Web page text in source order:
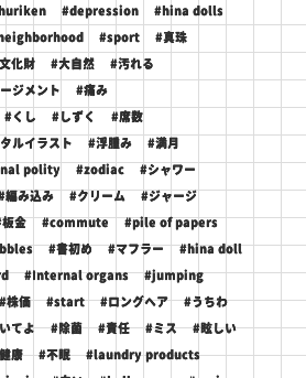
#depression #hina dolls
#sport #真珠
化財 #大自然 #汚れる
ジメント #痛み
#くし #しずく #席数
ルイラスト #浮腫み #満月
polity #zodiac #シャワー
編み込み #クリーム #ジャージ
金 #commute #pile of papers
#書初め #マフラー #hina doll
#Internal organs #jumping
株価 #start #ロングヘア #うちわ
てよ #除菌 #責任 #ミス #眩しい
康 #不眠 #laundry products